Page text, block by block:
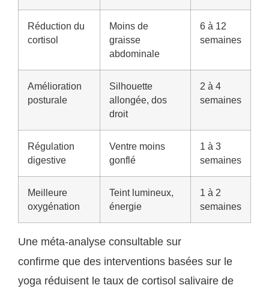
Réduction du
cortisol
Moins de
graisse
abdominale
6 à 12
semaines
Amélioration
posturale
Silhouette
allongée, dos
droit
2 à 4
semaines
Régulation
digestive
Ventre moins
gonflé
1 à 3
semaines
Meilleure
oxygénation
Teint lumineux,
énergie
1 à 2
semaines
Une méta-analyse consultable sur
confirme que des interventions basées sur le
yoga réduisent le taux de cortisol salivaire de